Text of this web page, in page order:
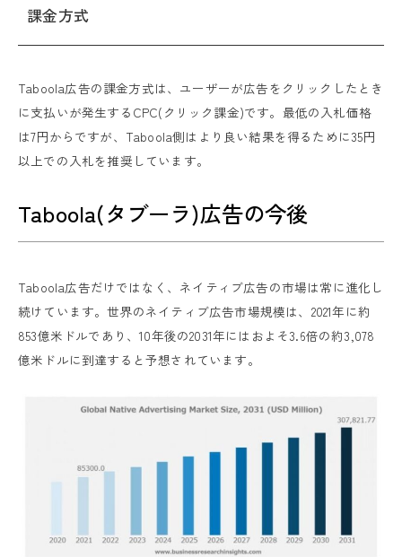
課金方式
Taboola広告の課金方式は、ユーザーが広告をクリックしたとき
に支払いが発生するCPC(クリック課金)です。最低の入札価格
は7円からですが、Taboola側はより良い結果を得るために35円
以上での入札を推奨しています。
Taboola(タブーラ)広告の今後
Taboola広告だけではなく、ネイティブ広告の市場は常に進化し
続けています。世界のネイティブ広告市場規模は、2021年に約
853億米ドルであり、10年後の2031年にはおよそ3.6倍の約3,078
億米ドルに到達すると予想されています。